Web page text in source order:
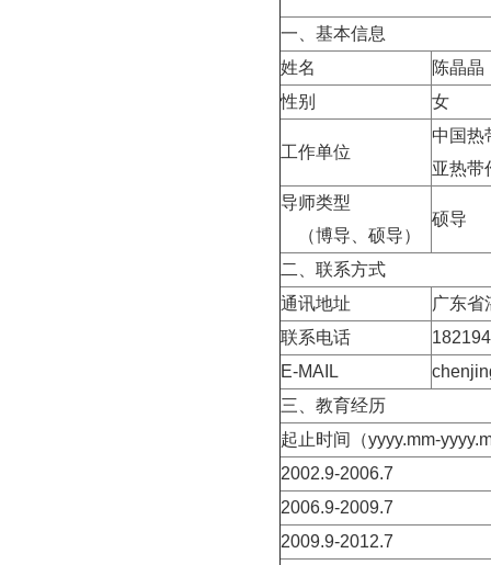
一、基本信息
姓名
陈晶晶
性别
女
工作单位
中国热
亚热带
导师类型
（博导、硕导）
硕导
二、联系方式
通讯地址
广东省
联系电话
E-MAIL
三、教育经历
起止时间（yyyy.mm-
2002.9-2006.7
2006.9-2009.7
2009.9-2012.7